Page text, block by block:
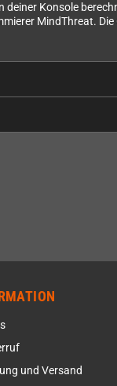
Konsole
MindThreat.
und Versand